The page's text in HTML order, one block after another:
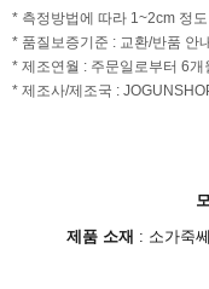
* 측정방법에 따라 1~2cm 정
* 품질보증기준 : 교환/반품 안
* 제조연월 : 주문일로부터 6
* 제조사/제조국 :
제품 소재 : 소가죽